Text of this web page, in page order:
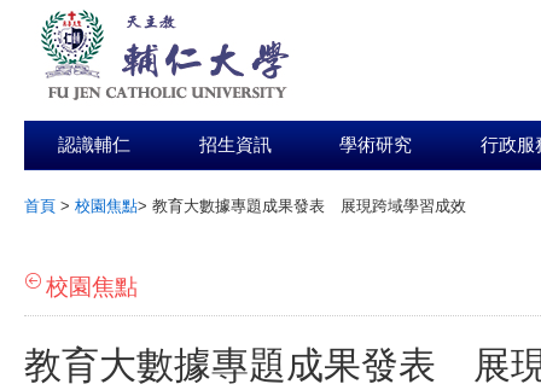
認識輔仁 招生資訊 學術研究 行政服
首頁 > 校園焦點> 教育大數據專題成果發表 展現跨域學習成效
校園焦點
教育大數據專題成果發表 展